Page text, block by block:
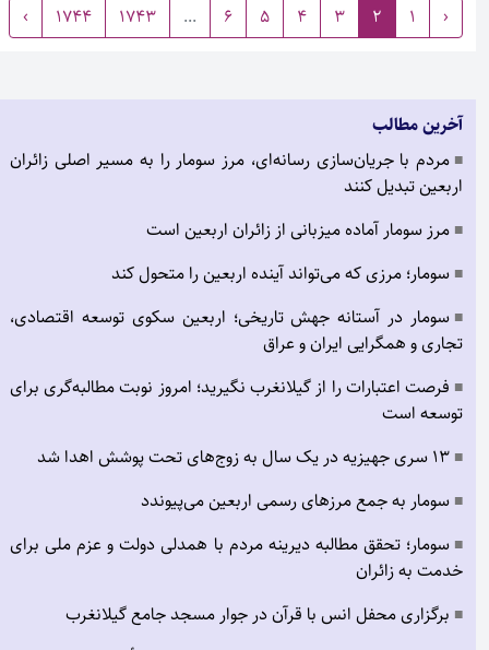
1743
1744
آخرین مطالب
مردم با جریان‌سازی رسانه‌ای، مرز سومار را به مسیر اصلی زائران
اربعین تبدیل کنند
مرز سومار آماده میزبانی از زائران اربعین است
سومار؛ مرزی که می‌تواند آینده اربعین را متحول کند
سومار در آستانه جهش تاریخی؛ اربعین سکوی توسعه اقتصادی،
تجاری و همگرایی ایران و عراق
فرصت اعتبارات را از گیلانغرب نگیرید؛ امروز نوبت مطالبه‌گری برای
توسعه است
۱۳ سری جهیزیه در یک سال به زوج‌های تحت پوشش اهدا شد
سومار به جمع مرزهای رسمی اربعین می‌پیوندد
سومار؛ تحقق مطالبه دیرینه مردم با همدلی دولت و عزم ملی برای
خدمت به زائران
برگزاری محفل انس با قرآن در جوار مسجد جامع گیلانغرب